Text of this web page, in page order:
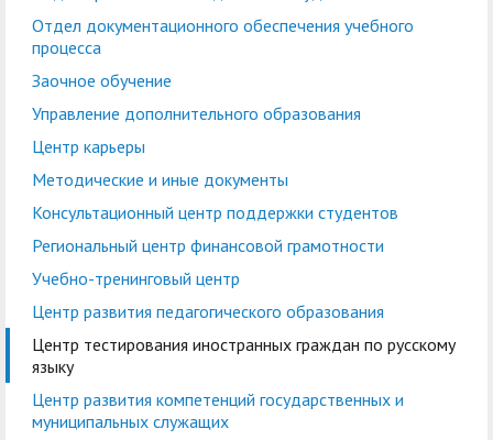
Управление по
правовой и кадровой
работе
Управление
финансового контроля
Планово-финансовое
управление
комплексной
безопасности
Координационный
центр
Антитеррористическая
Противодействие
коррупции
Центр цифрового
Отдел практической
подготовки студентов
Отдел
процесса
Заочное обучение
образования
Центр карьеры
документы
Консультационный
центр поддержки
студентов
Региональный центр
финансовой
воспитательной работе
Центр
добровольчества
«Абилимпикс»
Экскурсионно-
Ассоциация
выпускников
Информационные
материалы
кадров
Лаборатории, НШ,
кафедра
Научные мероприятия в
ГАГУ
гостеприимства
Национальный проект
«Наука и
университеты»
Военно-патриотический
клуб "БАРС"
Отдел документационного обеспечения учебного
процесса
Заочное обучение
Управление дополнительного образования
Центр карьеры
Методические и иные документы
Консультационный центр поддержки студентов
Региональный центр финансовой грамотности
Учебно-тренинговый центр
Центр развития педагогического образования
Центр тестирования иностранных граждан по русскому
языку
Центр развития компетенций государственных и
муниципальных служащих